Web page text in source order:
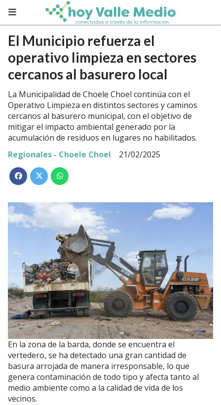
El Municipio refuerza el
operativo limpieza en sectores
cercanos al basurero local
La Municipalidad de Choele Choel continúa con el
Operativo Limpieza en distintos sectores y caminos
cercanos al basurero municipal, con el objetivo de
mitigar el impacto ambiental generado por la
acumulación de residuos en lugares no habilitados.
Regionales - Choele Choel
21/02/2025
En la zona de la barda, donde se encuentra el
vertedero, se ha detectado una gran cantidad de
basura arrojada de manera irresponsable, lo que
genera contaminación de todo tipo y afecta tanto al
medio ambiente como a la calidad de vida de los
vecinos.